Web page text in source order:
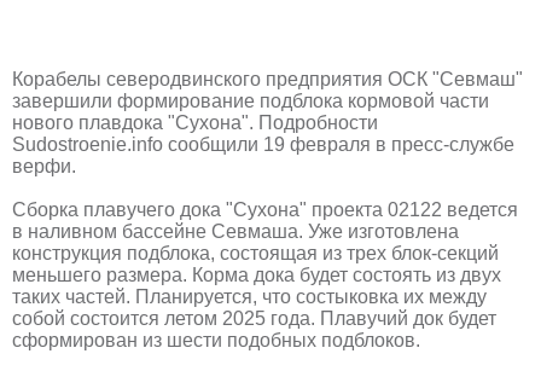
Корабелы северодвинского предприятия ОСК "Севмаш"
завершили формирование подблока кормовой части
нового плавдока "Сухона". Подробности
Sudostroenie.info сообщили 19 февраля в пресс-службе
верфи.
Сборка плавучего дока "Сухона" проекта 02122 ведется
в наливном бассейне Севмаша. Уже изготовлена
конструкция подблока, состоящая из трех блок-секций
меньшего размера. Корма дока будет состоять из двух
таких частей. Планируется, что состыковка их между
собой состоится летом 2025 года. Плавучий док будет
сформирован из шести подобных подблоков.